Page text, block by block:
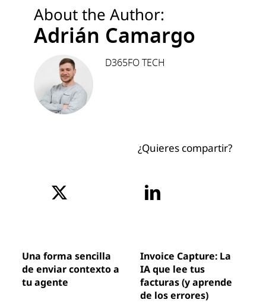
About the Author:
Adrián Camargo
D365FO TECH
¿Quieres compartir?
Una forma sencilla
de enviar contexto a
tu agente
Invoice Capture: La
IA que lee tus
facturas (y aprende
de los errores)